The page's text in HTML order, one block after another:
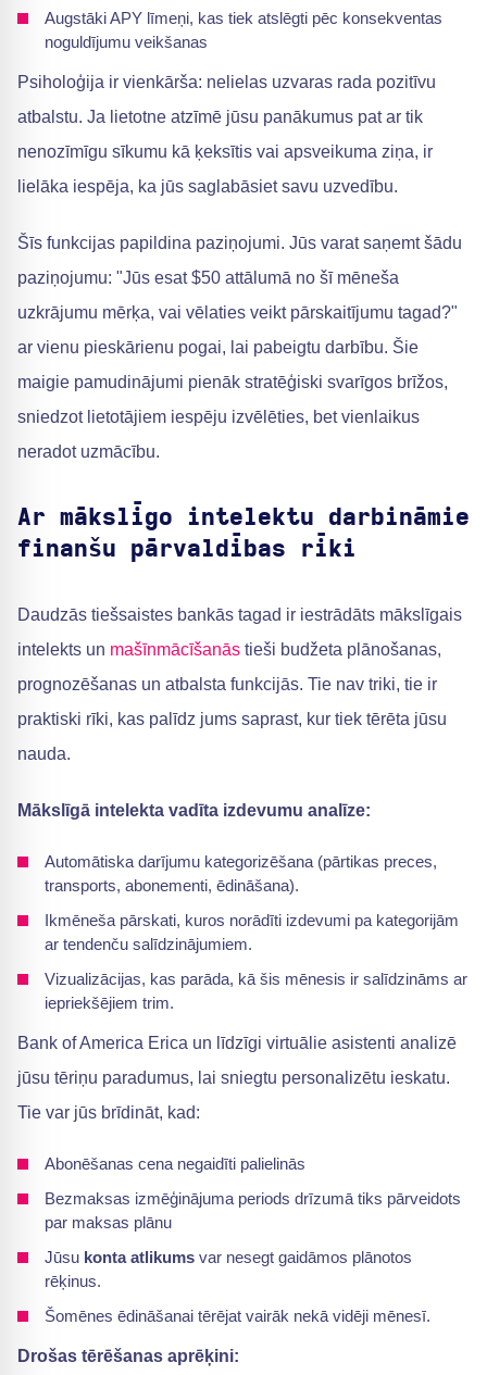
Augstāki APY līmeņi, kas tiek atslēgti pēc konsekventas
noguldījumu veikšanas
Psiholoģija ir vienkārša: nelielas uzvaras rada pozitīvu
atbalstu. Ja lietotne atzīmē jūsu panākumus pat ar tik
nenozīmīgu sīkumu kā ķeksītis vai apsveikuma ziņa, ir
lielāka iespēja, ka jūs saglabāsiet savu uzvedību.
Šīs funkcijas papildina paziņojumi. Jūs varat saņemt šādu
paziņojumu: "Jūs esat $50 attālumā no šī mēneša
uzkrājumu mērķa, vai vēlaties veikt pārskaitījumu tagad?"
ar vienu pieskārienu pogai, lai pabeigtu darbību. Šie
maigie pamudinājumi pienāk stratēģiski svarīgos brīžos,
sniedzot lietotājiem iespēju izvēlēties, bet vienlaikus
neradot uzmācību.
Ar mākslīgo intelektu darbināmie
finanšu pārvaldības rīki
Daudzās tiešsaistes bankās tagad ir iestrādāts mākslīgais
intelekts un mašīnmācīšanās tieši budžeta plānošanas,
prognozēšanas un atbalsta funkcijās. Tie nav triki, tie ir
praktiski rīki, kas palīdz jums saprast, kur tiek tērēta jūsu
nauda.
Mākslīgā intelekta vadīta izdevumu analīze:
Automātiska darījumu kategorizēšana (pārtikas preces,
transports, abonementi, ēdināšana).
Ikmēneša pārskati, kuros norādīti izdevumi pa kategorijām
ar tendenču salīdzinājumiem.
Vizualizācijas, kas parāda, kā šis mēnesis ir salīdzināms ar
iepriekšējiem trim.
Bank of America Erica un līdzīgi virtuālie asistenti analizē
jūsu tēriņu paradumus, lai sniegtu personalizētu ieskatu.
Tie var jūs brīdināt, kad:
Abonēšanas cena negaidīti palielinās
Bezmaksas izmēģinājuma periods drīzumā tiks pārveidots
par maksas plānu
Jūsu konta atlikums var nesegt gaidāmos plānotos
rēķinus.
Šomēnes ēdināšanai tērējat vairāk nekā vidēji mēnesī.
Drošas tērēšanas aprēķini: